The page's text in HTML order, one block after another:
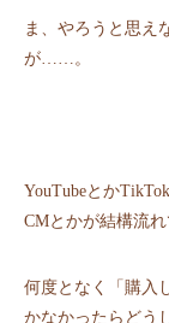
ま、やろうと思え
が……。
YouTubeとか
CMとかが結構流れ
何度となく「購⼊
かなかったらどう